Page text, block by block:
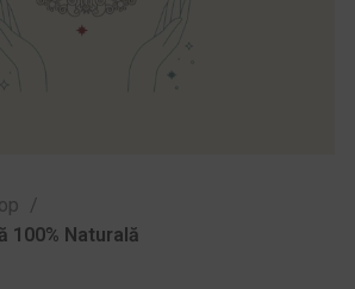
100% Naturală